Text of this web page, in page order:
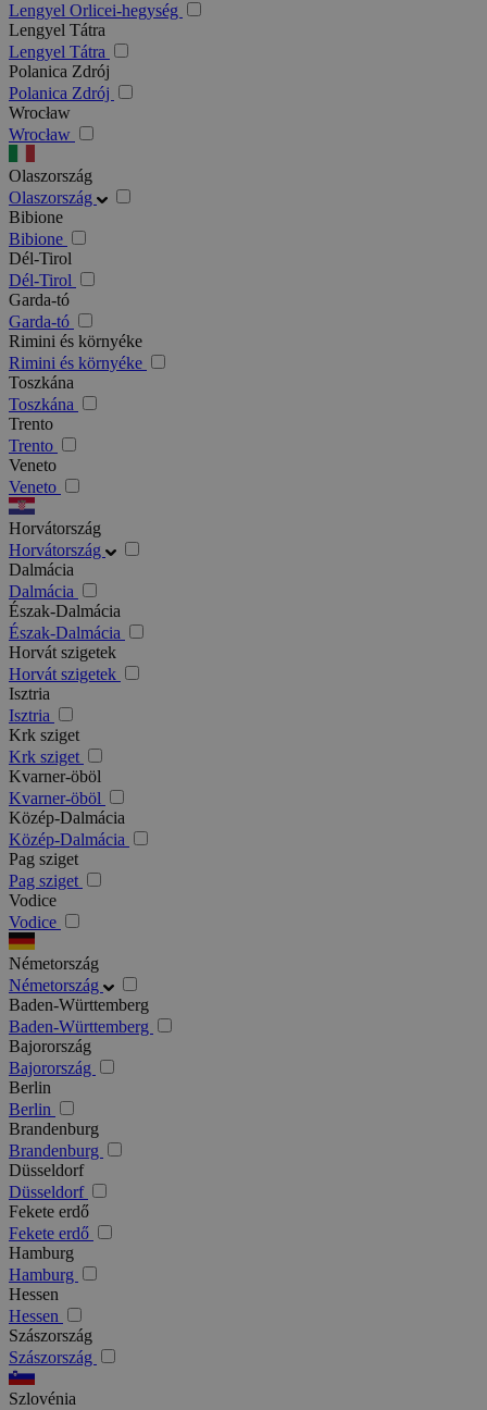
Lengyel Orlicei-hegység
Lengyel Tátra
Lengyel Tátra
Polanica Zdrój
Polanica Zdrój
Wrocław
Wrocław
Olaszország
Olaszország
Bibione
Bibione
Dél-Tirol
Dél-Tirol
Garda-tó
Garda-tó
Rimini és környéke
Rimini és környéke
Toszkána
Toszkána
Trento
Trento
Veneto
Veneto
Horvátország
Horvátország
Dalmácia
Dalmácia
Észak-Dalmácia
Észak-Dalmácia
Horvát szigetek
Horvát szigetek
Isztria
Isztria
Krk sziget
Krk sziget
Kvarner-öböl
Kvarner-öböl
Közép-Dalmácia
Közép-Dalmácia
Pag sziget
Pag sziget
Vodice
Vodice
Németország
Németország
Baden-Württemberg
Baden-Württemberg
Bajorország
Bajorország
Berlin
Berlin
Brandenburg
Brandenburg
Düsseldorf
Düsseldorf
Fekete erdő
Fekete erdő
Hamburg
Hamburg
Hessen
Hessen
Szászország
Szászország
Szlovénia